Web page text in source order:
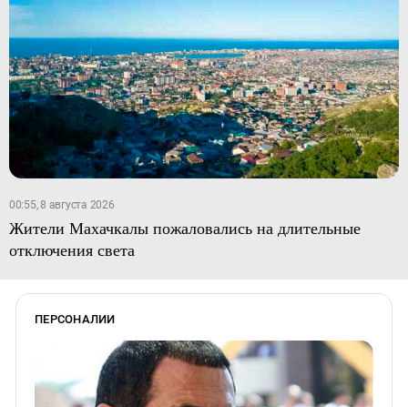
00:55, 8 августа 2026
Жители Махачкалы пожаловались на длительные
отключения света
ПЕРСОНАЛИИ